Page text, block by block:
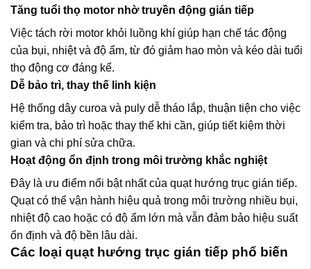
Tăng tuổi thọ motor nhờ truyền động gián tiếp
Việc tách rời motor khỏi luồng khí giúp hạn chế tác động
của bụi, nhiệt và độ ẩm, từ đó giảm hao mòn và kéo dài tuổi
thọ động cơ đáng kể.
Dễ bảo trì, thay thế linh kiện
Hệ thống dây curoa và puly dễ tháo lắp, thuận tiện cho việc
kiểm tra, bảo trì hoặc thay thế khi cần, giúp tiết kiệm thời
gian và chi phí sửa chữa.
Hoạt động ổn định trong môi trường khắc nghiệt
Đây là ưu điểm nổi bật nhất của quạt hướng trục gián tiếp.
Quạt có thể vận hành hiệu quả trong môi trường nhiều bụi,
nhiệt độ cao hoặc có độ ẩm lớn mà vẫn đảm bảo hiệu suất
ổn định và độ bền lâu dài.
Các loại quạt hướng trục gián tiếp phổ biến